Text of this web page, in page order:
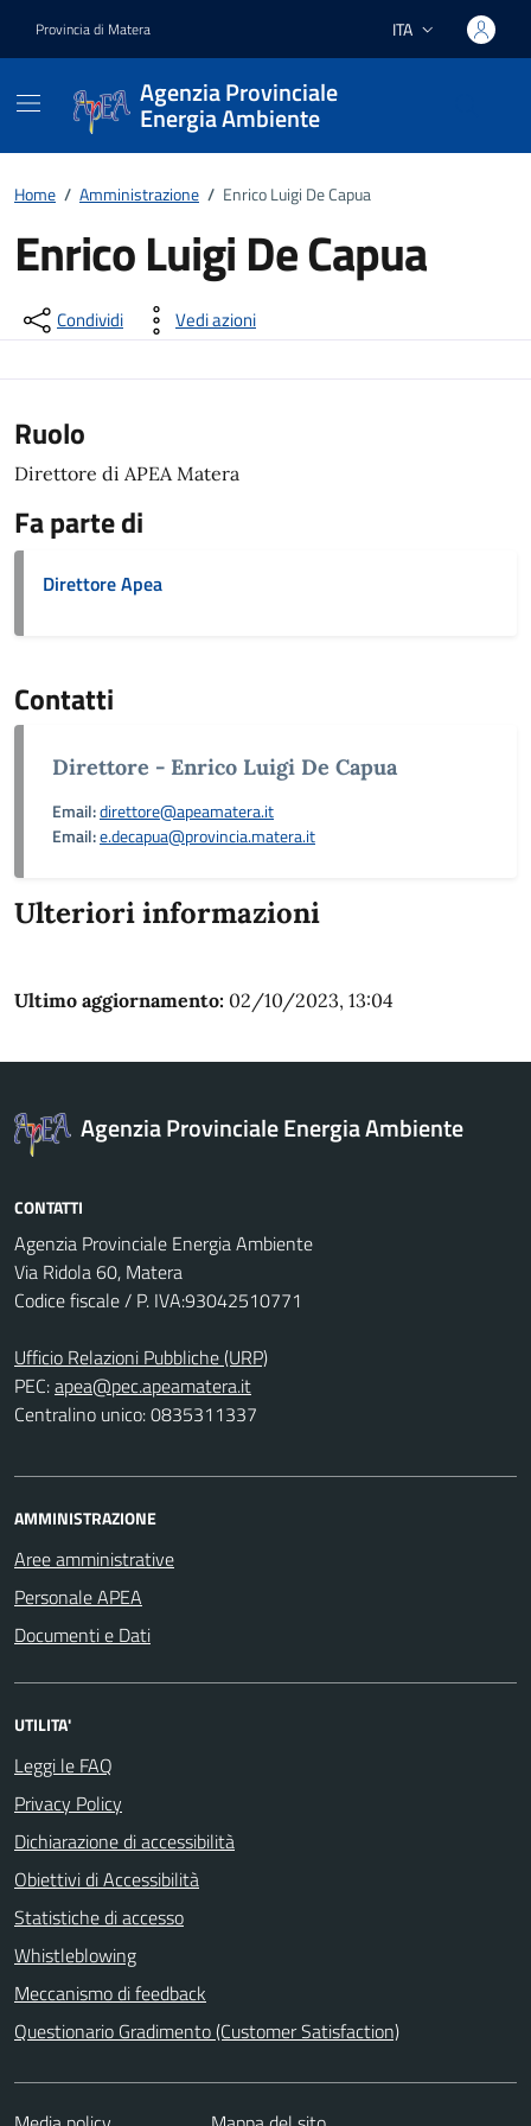
Provincia di Matera Lingua attiva:
ITA
Agenzia Provinciale
Energia Ambiente
Home / Amministrazione / Enrico Luigi De Capua
Enrico Luigi De Capua
Dettagli del documento
Condividi Vedi azioni
Ruolo
Direttore di APEA Matera
Fa parte di
Direttore Apea
Contatti
Direttore - Enrico Luigi De Capua
Email:direttore@apeamatera.it
Email:e.decapua@provincia.matera.it
Ulteriori informazioni
Ultimo aggiornamento: 02/10/2023, 13:04
Agenzia Provinciale Energia Ambiente
CONTATTI
Agenzia Provinciale Energia Ambiente
Via Ridola 60, Matera
Codice fiscale / P. IVA:93042510771
Ufficio Relazioni Pubbliche (URP)
PEC:apea@pec.apeamatera.it
Centralino unico: 0835311337
AMMINISTRAZIONE
Aree amministrative
Personale APEA
Documenti e Dati
UTILITA'
Leggi le FAQ
Privacy Policy
Dichiarazione di accessibilità
Obiettivi di Accessibilità
Statistiche di accesso
Whistleblowing
Meccanismo di feedback
Questionario Gradimento (Customer Satisfaction)